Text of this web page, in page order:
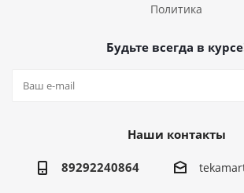
Политика
Будьте всегда в
Наши контакты
89292240864